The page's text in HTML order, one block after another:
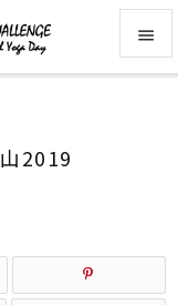



2019